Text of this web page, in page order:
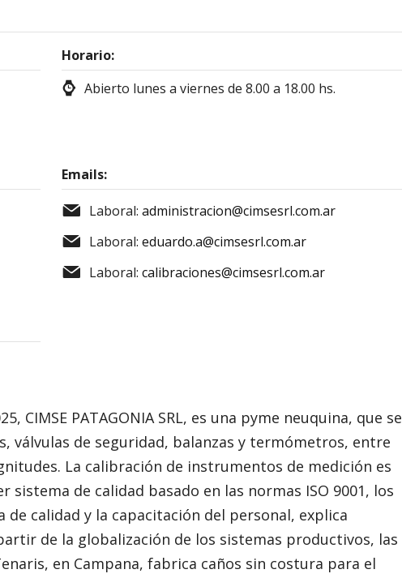
Horario:
Abierto lunes a viernes de 8.00 a 18.00 hs.
Emails:
Laboral: administracion@cimsesrl.com.ar
Laboral: eduardo.a@cimsesrl.com.ar
Laboral: calibraciones@cimsesrl.com.ar
CIMSE PATAGONIA SRL, es una pyme neuquina, que se
válvulas de seguridad, balanzas y termómetros, entre
La calibración de instrumentos de medición es
de calidad basado en las normas ISO 9001, los
calidad y la capacitación del personal, explica
de la globalización de los sistemas productivos, las
en Campana, fabrica caños sin costura para el